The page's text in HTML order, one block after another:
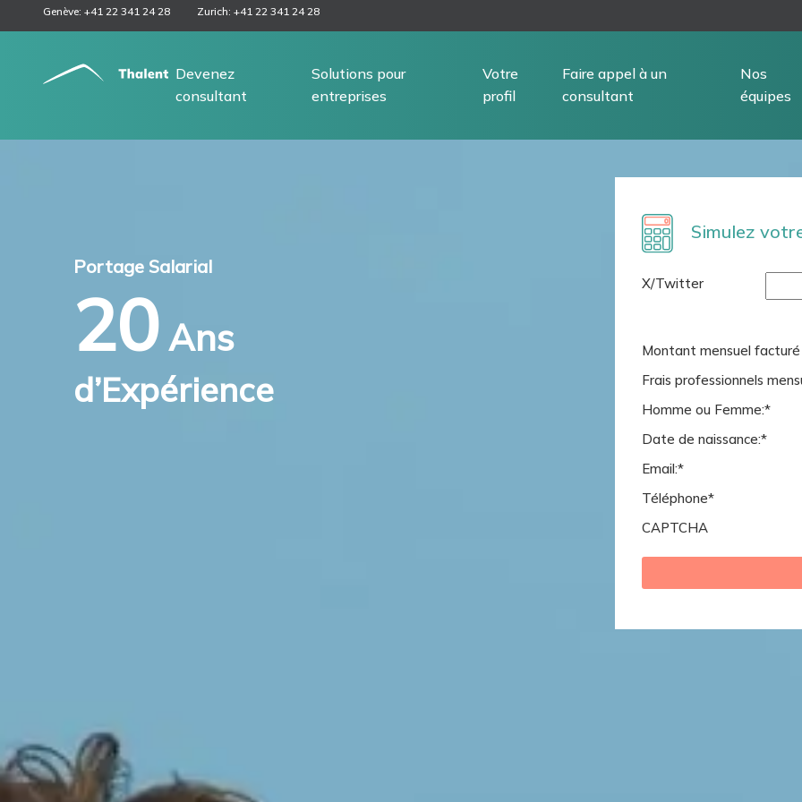
Genève: +41 22 341 24 28 Zurich: +41 22 341 24 28
Devenez
consultant
Solutions pour
entreprises
Votre
profil
Faire appel à un
consultant
Nos
équipes
Portage Salarial
20 Ans
d’Expérience
Simulez
X/Twitter
Montant mensuel facturé
Frais professionnels
Homme ou Femme:*
Date de naissance:*
Email:*
Téléphone*
CAPTCHA